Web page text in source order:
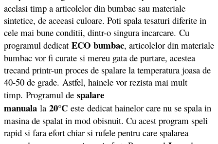
acelasi timp a articolelor din bumbac sau materiale
sintetice, de aceeasi culoare. Poti spala tesaturi diferite in
cele mai bune conditii, dintr-o singura incarcare. Cu
programul dedicat ECO bumbac, articolelor din materiale
bumbac vor fi curate si mereu gata de purtare, acestea
trecand printr-un proces de spalare la temperatura joasa de
40-50 de grade. Astfel, hainele vor rezista mai mult
timp. Programul de spalare
manuala la 20°C este dedicat hainelor care nu se spala in
masina de spalat in mod obisnuit. Cu acest program speli
rapid si fara efort chiar si rufele pentru care spalarea